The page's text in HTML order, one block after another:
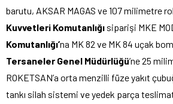
barutu, AKSAR MAGAS ve 107 milimetre
Kuvvetleri Komutanlığı siparişi MKE
Komutanlığı’na MK 82 ve MK 84 uçak
Tersaneler Genel Müdürlüğü’ne 25
ROKETSAN’a orta menzilli füze yakıt
tankı silah sistemi ve yedek parça